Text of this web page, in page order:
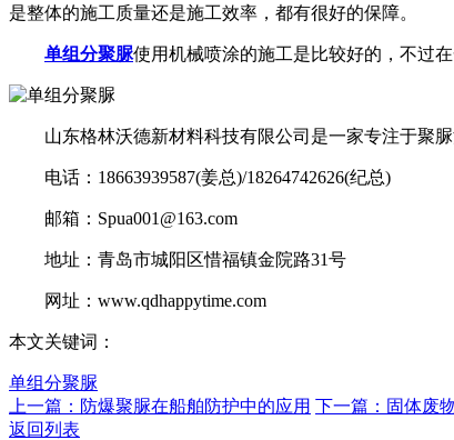
是整体的施工质量还是施工效率，都有很好的保障。
单组分聚脲使用机械喷涂的施工是比较好的，不过
山东格林沃德新材料科技有限公司是一家专注于聚脲
电话：18663939587(姜总)/18264742626(纪总)
邮箱：Spua001@163.com
地址：青岛市城阳区惜福镇金院路31号
网址：www.qdhappytime.com
本文关键词：
单组分聚脲
上一篇：防爆聚脲在船舶防护中的应用 下一篇：固体废
返回列表